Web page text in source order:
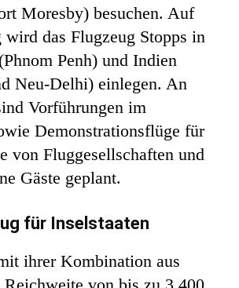
Moresby) besuchen. Auf
das Flugzeug Stopps in
Penh) und Indien
Neu-Delhi) einlegen. An
Vorführungen im
Demonstrationsflüge für
von Fluggesellschaften und
Gäste geplant.
für Inselstaaten
ihrer Kombination aus